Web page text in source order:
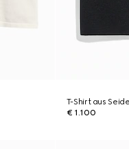
T-Shirt aus
€ 1.100